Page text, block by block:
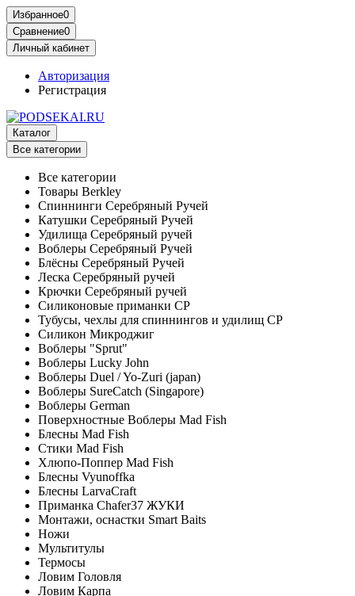
Избранное0
Сравнение0
Личный кабинет
Авторизация
Регистрация
Каталог
Все категории
Все категории
Товары Berkley
Спиннинги Серебряный Ручей
Катушки Серебряный Ручей
Удилища Серебряный ручей
Воблеры Серебряный Ручей
Блёсны Серебряный Ручей
Леска Серебряный ручей
Крючки Серебряный ручей
Силиконовые приманки СР
Тубусы, чехлы для спиннингов и удилищ СР
Силикон Микроджиг
Воблеры "Sprut"
Воблеры Lucky John
Воблеры Duel / Yo-Zuri (japan)
Воблеры SureCatch (Singapore)
Воблеры German
Поверхностные Воблеры Mad Fish
Блесны Mad Fish
Стики Mad Fish
Хлюпо-Поппер Mad Fish
Блесны Vyunoffka
Блесны LarvaCraft
Приманка Chafer37 ЖУКИ
Монтажи, оснастки Smart Baits
Ножи
Мультитулы
Термосы
Ловим Головля
Ловим Карпа